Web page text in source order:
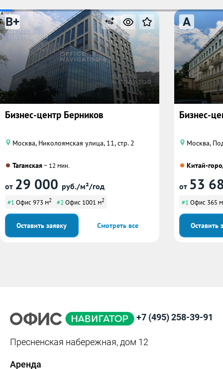
B+
Бизнес-центр Берников
Москва, Николоямская улица, 11, стр. 2
Таганская~ 12 мин.
от 29 000 руб./м²/год
#1 Офис 973 м2 #2 Офис 1001 м2
Оставить заявку Смотреть все
A
Бизнес-
Москва,
Китай-
от 53
#1 Офис 365 м
Оставить
+7 (495) 258-39-91
Пресненская набережная, дом 12
Аренда